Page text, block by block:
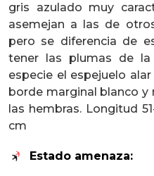
gris azulado muy
asemejan a las de
pero se diferencia de
tener las plumas de
especie el espejuelo
borde marginal blanco y
las hembras. Longitud
cm
Estado amenaza: